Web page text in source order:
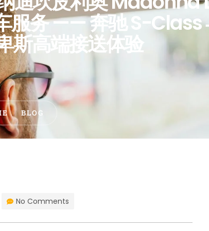
服务 —— 奔驰 S-Class
高端接送体验
BLOG
No Comments